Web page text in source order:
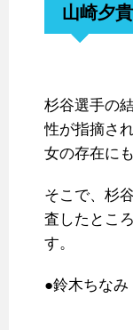
山崎夕
杉谷選手の
性が指摘さ
女の存在に
そこで、杉
査したとこ
す。
●鈴木ちなみ